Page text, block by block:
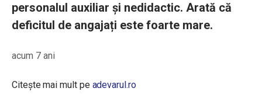
personalul auxiliar și nedidactic. Arată că
deficitul de angajați este foarte mare.
acum 7 ani
Citește mai mult pe adevarul.ro